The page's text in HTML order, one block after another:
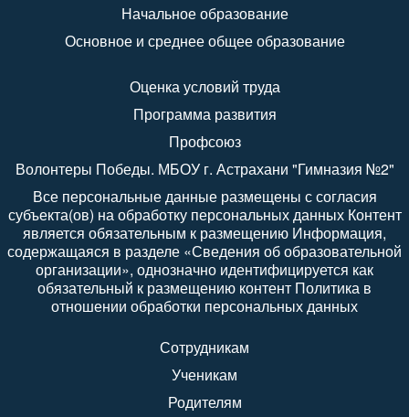
Начальное образование
Основное и среднее общее образование
Оценка условий труда
Программа развития
Профсоюз
Волонтеры Победы. МБОУ г. Астрахани "Гимназия №2"
Все персональные данные размещены с согласия
субъекта(ов) на обработку персональных данных Контент
является обязательным к размещению Информация,
содержащаяся в разделе «Сведения об образовательной
организации», однозначно идентифицируется как
обязательный к размещению контент Политика в
отношении обработки персональных данных
Сотрудникам
Ученикам
Родителям